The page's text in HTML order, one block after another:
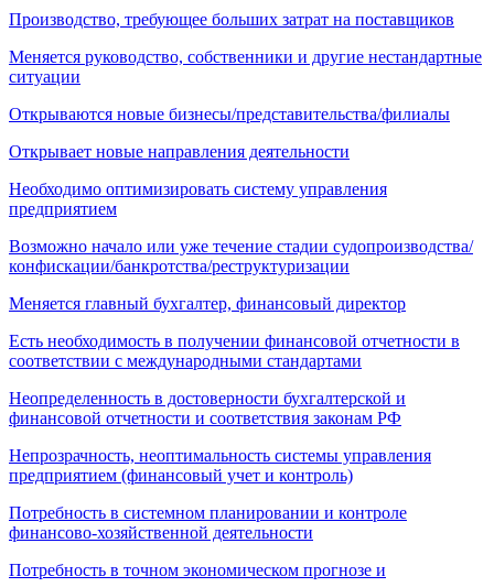
Производство, требующее больших затрат на поставщиков
Меняется руководство, собственники и другие нестандартные
ситуации
Открываются новые бизнесы/представительства/филиалы
Открывает новые направления деятельности
Необходимо оптимизировать систему управления
предприятием
Возможно начало или уже течение стадии судопроизводства/
конфискации/банкротства/реструктуризации
Меняется главный бухгалтер, финансовый директор
Есть необходимость в получении финансовой отчетности в
соответствии с международными стандартами
Неопределенность в достоверности бухгалтерской и
финансовой отчетности и соответствия законам РФ
Непрозрачность, неоптимальность системы управления
предприятием (финансовый учет и контроль)
Потребность в системном планировании и контроле
финансово-хозяйственной деятельности
Потребность в точном экономическом прогнозе и